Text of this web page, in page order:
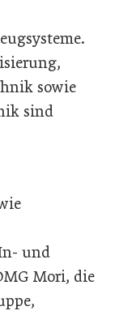
sowie
sind
und
Mori, die